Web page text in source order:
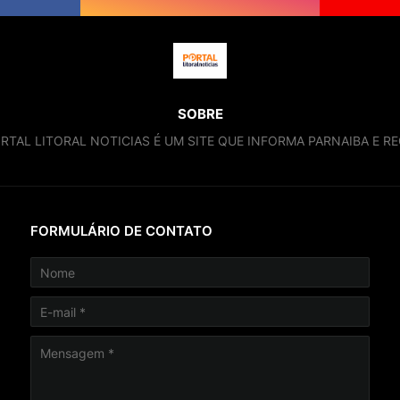
SOBRE
LITORAL NOTICIAS É UM SITE QUE INFORMA PARNAIBA E
FORMULÁRIO DE CONTATO